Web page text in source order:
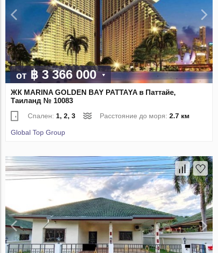
от฿ 3 366 000
ЖК MARINA GOLDEN BAY PATTAYA в Паттайе,
Таиланд № 10083
Спален: 1, 2, 3 Расстояние до моря:2.7 км
Global Top Group